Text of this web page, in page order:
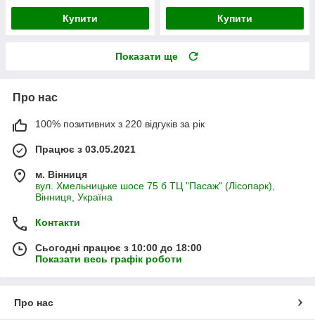
Купити Купити
Показати ще
Про нас
100% позитивних з 220 відгуків за рік
Працює з 03.05.2021
м. Вінниця
вул. Хмельницьке шосе 75 б ТЦ "Пасаж" (Лісопарк),
Вінниця, Україна
Контакти
Сьогодні працює з 10:00 до 18:00
Показати весь графік роботи
Про нас